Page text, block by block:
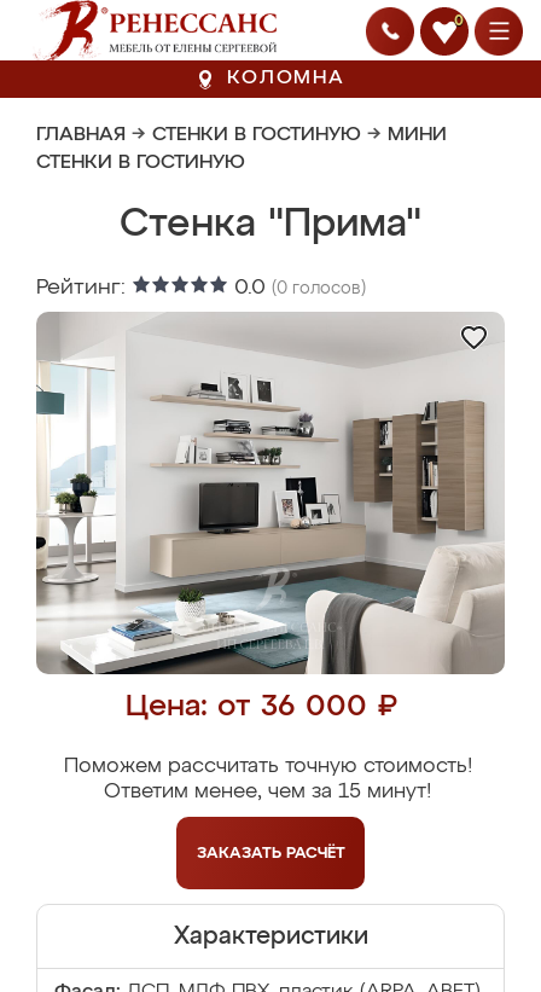
0
КОЛОМНА
ГЛАВНАЯ → СТЕНКИ В ГОСТИНУЮ → МИНИ
СТЕНКИ В ГОСТИНУЮ
Стенка "Прима"
Рейтинг: 0.0 (0 голосов)
Цена: от 36 000 ₽
Поможем рассчитать точную стоимость!
Ответим менее, чем за 15 минут!
ЗАКАЗАТЬ РАСЧЁТ
Характеристики